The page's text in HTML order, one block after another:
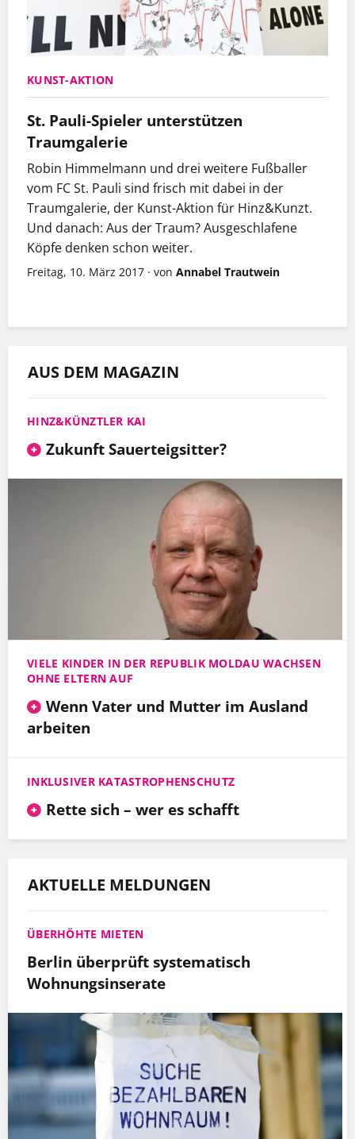
KUNST-AKTION
St. Pauli-Spieler unterstützen
Traumgalerie
Robin Himmelmann und drei weitere Fußballer
vom FC St. Pauli sind frisch mit dabei in der
Traumgalerie, der Kunst-Aktion für Hinz&Kunzt.
Und danach: Aus der Traum? Ausgeschlafene
Köpfe denken schon weiter.
Freitag, 10. März 2017 · von Annabel Trautwein
AUS DEM MAGAZIN
HINZ&KÜNZTLER KAI
Zukunft Sauerteigsitter?
VIELE KINDER IN DER REPUBLIK MOLDAU WACHSEN
OHNE ELTERN AUF
Wenn Vater und Mutter im Ausland
arbeiten
INKLUSIVER KATASTROPHENSCHUTZ
Rette sich – wer es schafft
AKTUELLE MELDUNGEN
ÜBERHÖHTE MIETEN
Berlin überprüft systematisch
Wohnungsinserate